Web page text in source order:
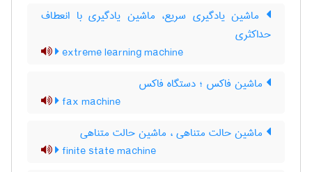
ماشین یادگیری سریع، ماشین یادگیری با انعطاف
حداکثری
extreme learning machine
ماشین فاکس ؛ دستگاه فاکس
fax machine
ماشین حالت متناهی ، ماشین حالت‌ متناهی
finite state machine